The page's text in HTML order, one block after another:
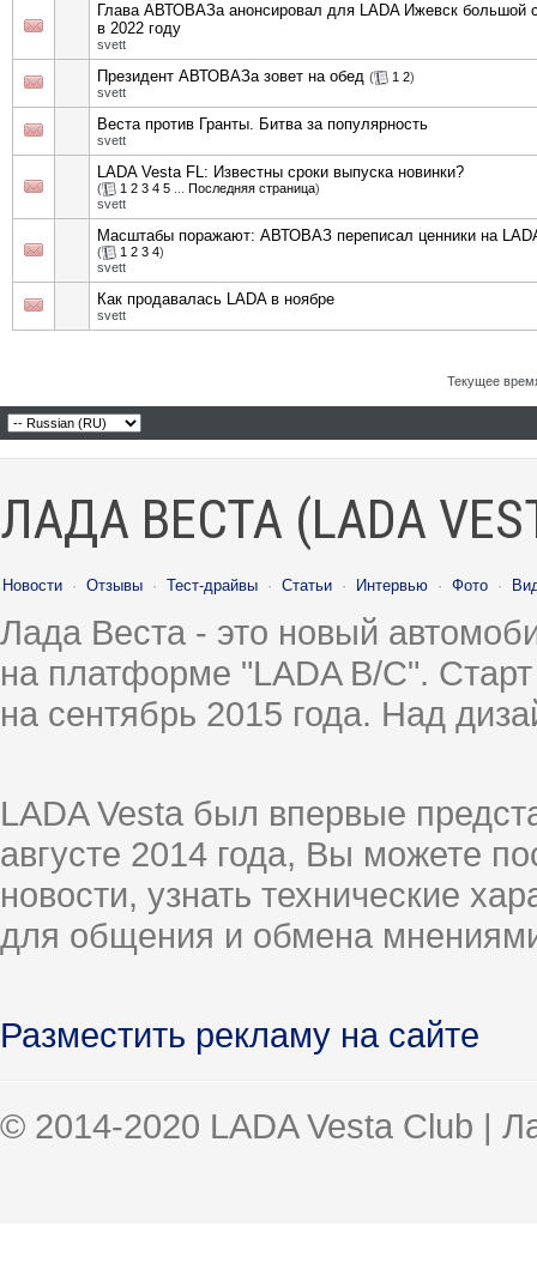
Глава АВТОВАЗа анонсировал для LADA Ижевск большой
в 2022 году
svett
Президент АВТОВАЗа зовет на обед ( 1 2)
svett
Веста против Гранты. Битва за популярность
svett
LADA Vesta FL: Известны сроки выпуска новинки?
( 1 2 3 4 5 Последняя страница)
svett
Масштабы поражают: АВТОВАЗ переписал ценники на
( 1 2 3 4)
svett
Как продавалась LADA в ноябре
svett
Текущее
ЛАДА ВЕСТА (LADA
Новости · Отзывы · Тест-драйвы · Статьи · Интервью · Фото ·
Лада Веста - это новый
на платформе "LADA B/C".
на сентябрь 2015 года. Над
LADA Vesta был впервые
августе 2014 года, Вы можете
новости, узнать технические
для общения и обмена
Разместить рекламу на сайте
© 2014-2020 LADA Vesta Club |